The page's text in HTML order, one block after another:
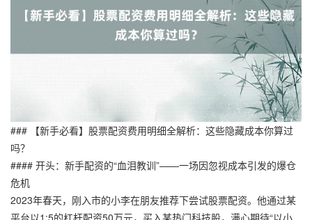
### 【新手必看】股票配资费用明细全解析：这些隐藏成本你算过
吗？
#### 开头：新手配资的“血泪教训”——一场因忽视成本引发的爆仓
危机
2023年春天，刚入市的小李在朋友推荐下尝试股票配资。他通过某
平台以1:5的杠杆配资50万元，买入某热门科技股，满心期待“以小